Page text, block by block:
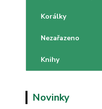
Korálky
Nezařazeno
Knihy
Novinky